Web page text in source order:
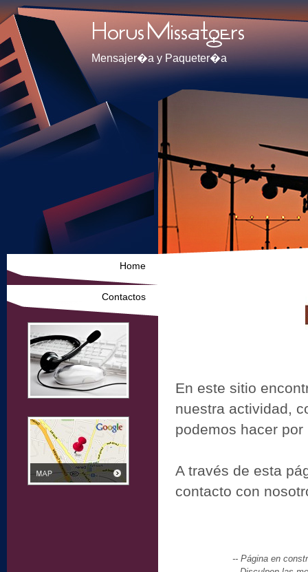
Mensajer�a y Paqueter�a
En este sitio
nuestra actividad,
podemos hacer por
A través de esta
contacto con
-- Página en
Home
Contactos